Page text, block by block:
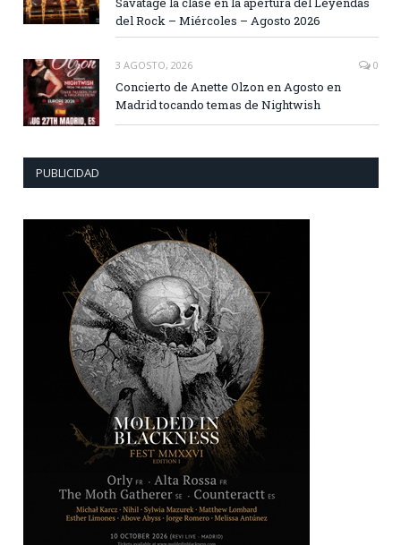
del Rock – Miércoles – Agosto 2026
3 AGOSTO, 2026 0
Concierto de Anette Olzon en Agosto en
Madrid tocando temas de Nightwish
PUBLICIDAD